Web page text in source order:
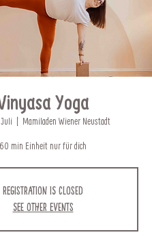
Yoga
Juli
  |
Mamiladen Wiener Neustadt
60 min Einheit nur für dich
Registration is closed
See other events